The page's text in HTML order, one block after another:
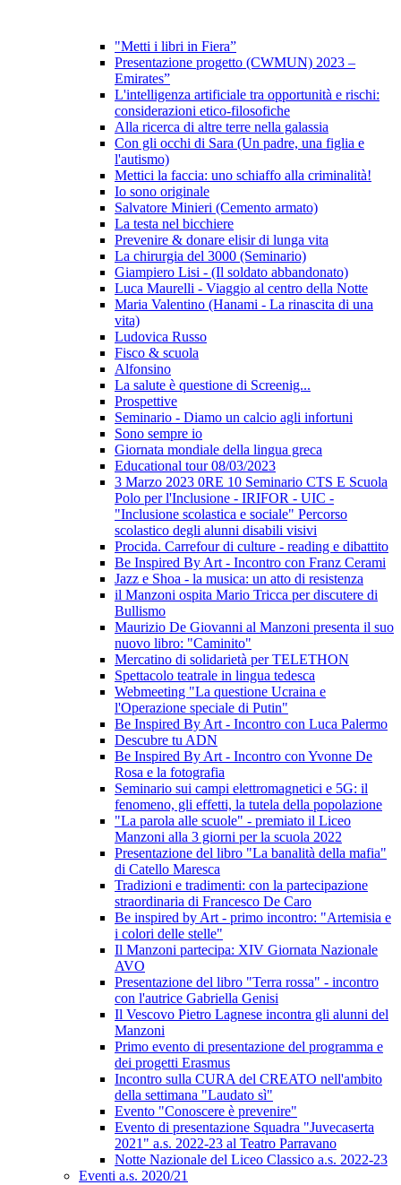
"Metti i libri in Fiera”
Presentazione progetto (CWMUN) 2023 –
Emirates”
L'intelligenza artificiale tra opportunità e rischi:
considerazioni etico-filosofiche
Alla ricerca di altre terre nella galassia
Con gli occhi di Sara (Un padre, una figlia e
l'autismo)
Mettici la faccia: uno schiaffo alla criminalità!
Io sono originale
Salvatore Minieri (Cemento armato)
La testa nel bicchiere
Prevenire & donare elisir di lunga vita
La chirurgia del 3000 (Seminario)
Giampiero Lisi - (Il soldato abbandonato)
Luca Maurelli - Viaggio al centro della Notte
Maria Valentino (Hanami - La rinascita di una
vita)
Ludovica Russo
Fisco & scuola
Alfonsino
La salute è questione di Screenig...
Prospettive
Seminario - Diamo un calcio agli infortuni
Sono sempre io
Giornata mondiale della lingua greca
Educational tour 08/03/2023
3 Marzo 2023 0RE 10 Seminario CTS E Scuola
Polo per l'Inclusione - IRIFOR - UIC -
"Inclusione scolastica e sociale" Percorso
scolastico degli alunni disabili visivi
Procida. Carrefour di culture - reading e dibattito
Be Inspired By Art - Incontro con Franz Cerami
Jazz e Shoa - la musica: un atto di resistenza
il Manzoni ospita Mario Tricca per discutere di
Bullismo
Maurizio De Giovanni al Manzoni presenta il suo
nuovo libro: "Caminito"
Mercatino di solidarietà per TELETHON
Spettacolo teatrale in lingua tedesca
Webmeeting "La questione Ucraina e
l'Operazione speciale di Putin"
Be Inspired By Art - Incontro con Luca Palermo
Descubre tu ADN
Be Inspired By Art - Incontro con Yvonne De
Rosa e la fotografia
Seminario sui campi elettromagnetici e 5G: il
fenomeno, gli effetti, la tutela della popolazione
"La parola alle scuole" - premiato il Liceo
Manzoni alla 3 giorni per la scuola 2022
Presentazione del libro "La banalità della mafia"
di Catello Maresca
Tradizioni e tradimenti: con la partecipazione
straordinaria di Francesco De Caro
Be inspired by Art - primo incontro: "Artemisia e
i colori delle stelle"
Il Manzoni partecipa: XIV Giornata Nazionale
AVO
Presentazione del libro "Terra rossa" - incontro
con l'autrice Gabriella Genisi
Il Vescovo Pietro Lagnese incontra gli alunni del
Manzoni
Primo evento di presentazione del programma e
dei progetti Erasmus
Incontro sulla CURA del CREATO nell'ambito
della settimana "Laudato sì"
Evento "Conoscere è prevenire"
Evento di presentazione Squadra "Juvecaserta
2021" a.s. 2022-23 al Teatro Parravano
Notte Nazionale del Liceo Classico a.s. 2022-23
Eventi a.s. 2020/21